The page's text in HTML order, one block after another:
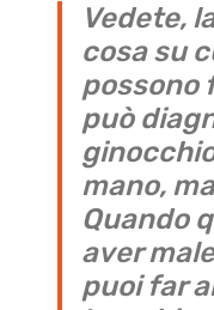
Vedete,
cosa su
possono
può
mano,
Quando
aver
puoi far